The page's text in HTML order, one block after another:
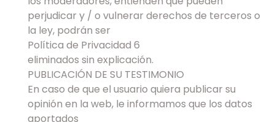
perjudicar y / o vulnerar derechos de terceros o
la ley, podrán ser
Política de Privacidad 6
eliminados sin explicación.
PUBLICACIÓN DE SU TESTIMONIO
En caso de que el usuario quiera publicar su
opinión en la web, le informamos que los datos
aportados